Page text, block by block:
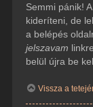
Semmi pánik!
kideríteni, de
a belépés
jelszavam
belül újra be
Vissza a